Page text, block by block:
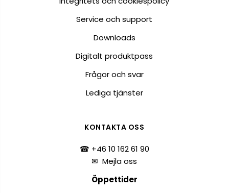
Service och support
Downloads
Digitalt produktpass
Frågor och svar
Lediga tjänster
KONTAKTA OSS
☎ +46 10 162 61 90
✉Mejla oss
Öppettider